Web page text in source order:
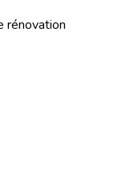
rénovation